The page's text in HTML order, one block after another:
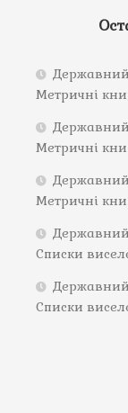
Державний
Метричні
Державний
Метричні
Державний
Метричні
Державний
Списки
Державний
Списки